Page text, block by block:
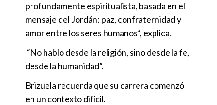
profundamente espiritualista, basada en el
mensaje del Jordán: paz, confraternidad y
amor entre los seres humanos”, explica.
“No hablo desde la religión, sino desde la fe,
desde la humanidad”.
Brizuela recuerda que su carrera comenzó
en un contexto difícil.